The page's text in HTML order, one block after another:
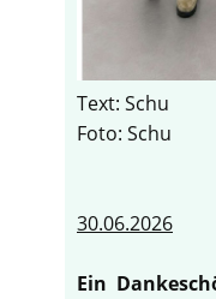
Text: Schu
Foto: Schu
30.06.2026
Ein